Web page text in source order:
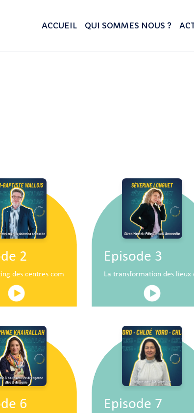
ACCUEIL QUI SOMMES NOUS ?
2
des centres commerciaux au service du développement
Episode 3
La transformation des lieux
6 Episode 7